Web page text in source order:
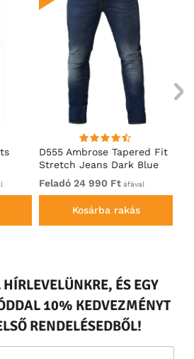
D555 Ambrose Tapered Fit
Stretch Jeans Dark Blue
Feladó 24 990 Ft áfával
Kosárba rakás
ÉS EGY
10% KEDVEZMÉNYT
RENDELÉSEDBŐL!